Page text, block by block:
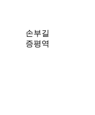
손부길
증평역